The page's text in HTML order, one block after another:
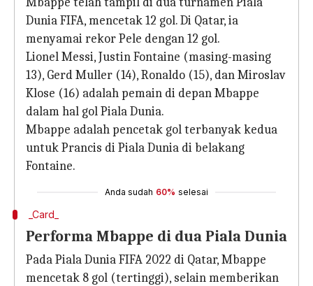
Dunia FIFA, mencetak 12 gol. Di Qatar, ia
menyamai rekor Pele dengan 12 gol.
Lionel Messi, Justin Fontaine (masing-masing
13), Gerd Muller (14), Ronaldo (15), dan Miroslav
Klose (16) adalah pemain di depan Mbappe
dalam hal gol Piala Dunia.
Mbappe adalah pencetak gol terbanyak kedua
untuk Prancis di Piala Dunia di belakang
Fontaine.
Anda sudah 60% selesai
_Card_
Performa Mbappe di dua Piala Dunia
Pada Piala Dunia FIFA 2022 di Qatar, Mbappe
mencetak 8 gol (tertinggi), selain memberikan